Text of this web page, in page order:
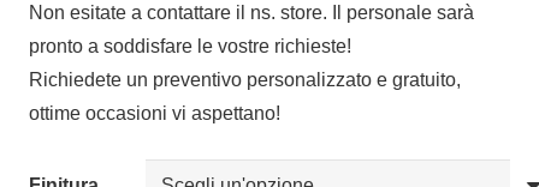
prezzo:
da
€3.232,00
€4.364,00
Non esitate a contattare il ns. store. Il personale sarà
pronto a soddisfare le vostre richieste!
Richiedete un preventivo personalizzato e gratuito,
ottime occasioni vi aspettano!